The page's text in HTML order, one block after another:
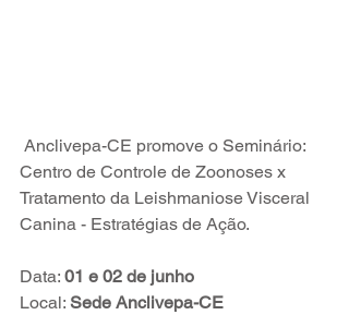
Centro de Controle de Zoonoses x
Tratamento da Leishmaniose Visceral
Canina - Estratégias de Ação.
Data: 01 e 02 de junho
Local: Sede Anclivepa-CE